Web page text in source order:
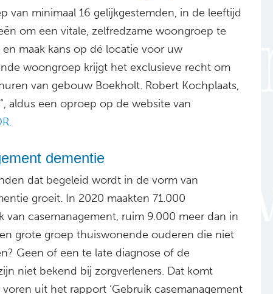
van minimaal 16 gelijkgestemden, in de leeftijd
om een vitale, zelfredzame woongroep te
maak kans op dé locatie voor uw
woongroep krijgt het exclusieve recht om
van gebouw Boekholt. Robert Kochplaats,
aldus een oproep op de website van
dementie
dat begeleid wordt in de vorm van
groeit. In 2020 maakten 71.000
van casemanagement, ruim 9.000 meer dan in
grote groep thuiswonende ouderen die niet
Geen of een te late diagnose of de
niet bekend bij zorgverleners. Dat komt
voren uit het rapport ‘Gebruik casemanagement